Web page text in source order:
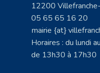
12200
05 65 65 16 20
mairie {at}
Horaires : du lundi
de 13h30 à 17h30